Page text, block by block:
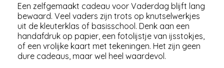
Een zelfgemaakt cadeau voor Vaderdag blijft lang
bewaard. Veel vaders zijn trots op knutselwerkjes
uit de kleuterklas of basisschool. Denk aan een
handafdruk op papier, een fotolijstje van ijsstokjes,
of een vrolijke kaart met tekeningen. Het zijn geen
dure cadeaus, maar wel heel waardevol.